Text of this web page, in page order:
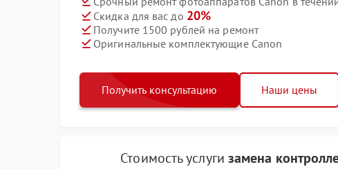
Скидка для вас до 20%
Получите 1500 рублей на ремонт
Оригинальные комплектующие Canon
Получить консультацию Наши цены
Стоимость услуги замена